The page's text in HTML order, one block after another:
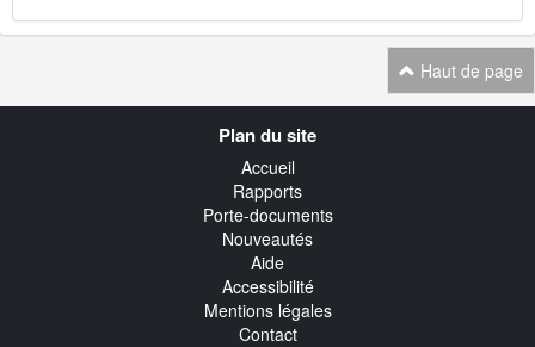
Haut de page
Plan du site
Accueil
Rapports
Porte-documents
Nouveautés
Aide
Accessibilité
Mentions légales
Contact